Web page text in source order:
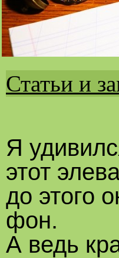
Вы
Статьи и
Я
этот
до этого
фон.
А ведь